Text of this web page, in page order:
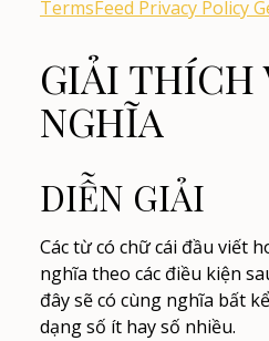
TermsFeed Privacy Policy
GIẢI THÍCH
NGHĨA
DIỄN GIẢI
Các từ có chữ cái đầu viết
nghĩa theo các điều kiện
đây sẽ có cùng nghĩa bất
dạng số ít hay số nhiều.